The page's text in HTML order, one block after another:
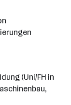
(Uni/FH in